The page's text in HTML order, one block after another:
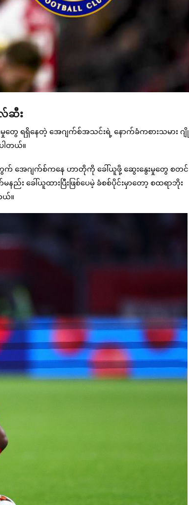
ဆီး
ရရှိနေတဲ့ အေဂျက်စ်အသင်းရဲ့ နောက်ခံကစားသမား ဂျို
ါတယ်။
အတွက် အေဂျက်စ်ကနေ ဟာတိုကို ခေါ်ယူဖို့ ဆွေးနွေးမှုတွေ စတင်
ခေါ်ယူထားပြီးဖြစ်ပေမဲ့ ခံစစ်ပိုင်းမှာတော့ စထရာဘိုး
ယ်။